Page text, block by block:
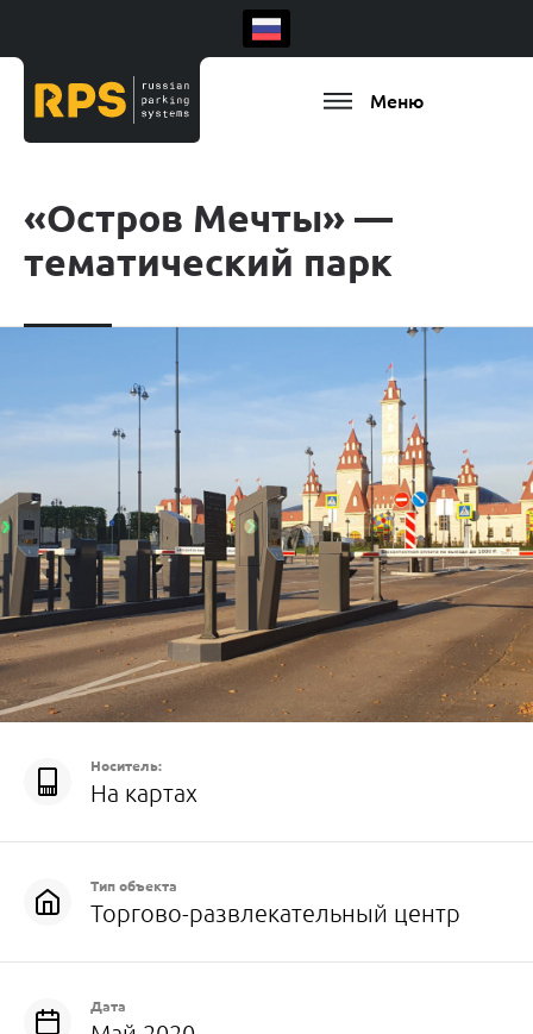
Меню
Есть ваш регион
«Остров Мечты» —
тематический парк
Носитель:
На картах
Тип объекта
Торгово-развлекательный центр
Дата